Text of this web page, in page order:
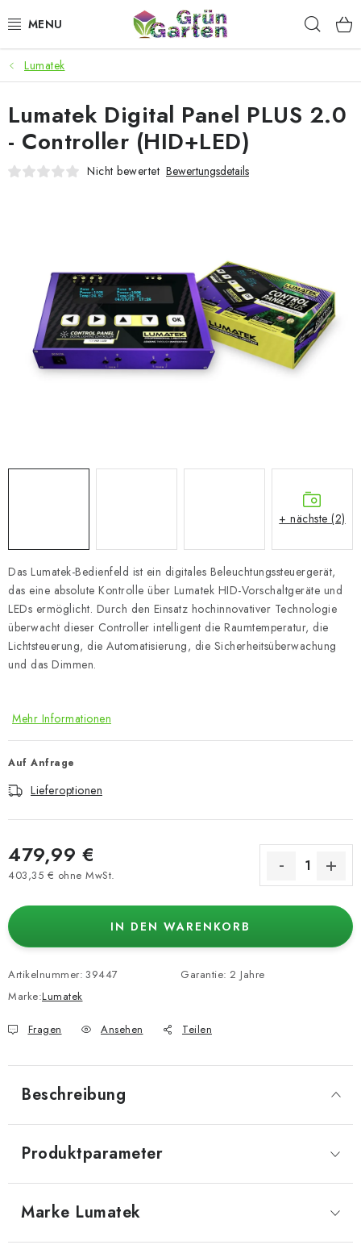
Inhalt
ANGEBOTE
LED PFLANZENLAMPEN
ANBAUBEDARF FÜR DEN HEIMANBAU
SMARTER GARTEN
Geschäftsbewertung Kaufberatung AGB
Blog
Kontakt
Datenschutzerklärung Impressum
Lumatek
Das Lumatek-Bedienfeld ist ein digitales Beleuchtungssteuergerät,
das eine absolute Kontrolle über Lumatek HID-Vorschaltgeräte und
LEDs ermöglicht. Durch den Einsatz hochinnovativer Technologie
überwacht dieser Controller intelligent die Raumtemperatur, die
Lichtsteuerung, die Automatisierung, die Sicherheitsüberwachung
und das Dimmen.
Mehr Informationen
Auf Anfrage
Lieferoptionen
479,99 €
403,35 € ohne MwSt.
IN DEN WARENKORB
Artikelnummer: 39447
Marke:Lumatek
Garantie: 2 Jahre
Fragen Ansehen Teilen
Lumatek Digital Panel PLUS 2.0
- Controller (HID+LED)
Nicht bewertet Bewertungsdetails
+ nächste (2)
Beschreibung
Produktparameter
Marke Lumatek